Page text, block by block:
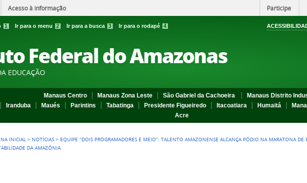
Acesso à informação Participe
1 Ir para o menu 2 Ir para a busca 3 Ir para o rodapé 4
Federal do Amazonas
EDUCAÇÃO
Manaus Centro Manaus Zona Leste São Gabriel da Cachoeira
Manaus Distrito
Iranduba Maués Parintins Tabatinga Presidente Figueiredo Itacoatiara Humaitá
Acre
INICIAL > NOTÍCIAS > EQUIPE “DOIS PROGRAMADORES E MEIO”: TALENTO AMAZONENSE ALCANÇA PÓDIO NA MARATONA DE
DA AMAZÔNIA